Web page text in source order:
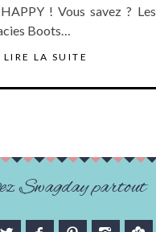
! Vous savez ? Les
Boots…
LIRE LA SUITE
Swagday partout